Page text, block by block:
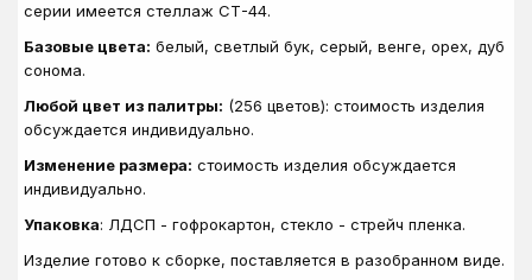
серии имеется стеллаж СТ-44.
Базовые цвета: белый, светлый бук, серый, венге, орех, дуб
сонома.
Любой цвет из палитры: (256 цветов): стоимость изделия
обсуждается индивидуально.
Изменение размера: стоимость изделия обсуждается
индивидуально.
Упаковка: ЛДСП - гофрокартон, стекло - стрейч пленка.
Изделие готово к сборке, поставляется в разобранном виде.